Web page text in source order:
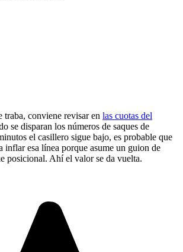
traba, conviene revisar en las cuotas del
se disparan los números de saques de
el casillero sigue bajo, es probable que
inflar esa línea porque asume un guion de
posicional. Ahí el valor se da vuelta.